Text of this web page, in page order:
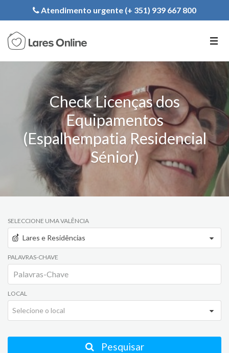
Registe a sua Instituição
Atendimento urgente (+ 351) 939 667 800
Check Licenças dos
Equipamentos
(Espalhempatia Residencial
Sénior)
SELECCIONE UMA VALÊNCIA
Lares e Residências
PALAVRAS-CHAVE
LOCAL
Selecione o local
Pesquisar